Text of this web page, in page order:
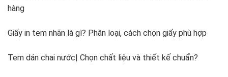
hàng
Giấy in tem nhãn là gì? Phân loại, cách chọn giấy phù hợp
Tem dán chai nước| Chọn chất liệu và thiết kế chuẩn?